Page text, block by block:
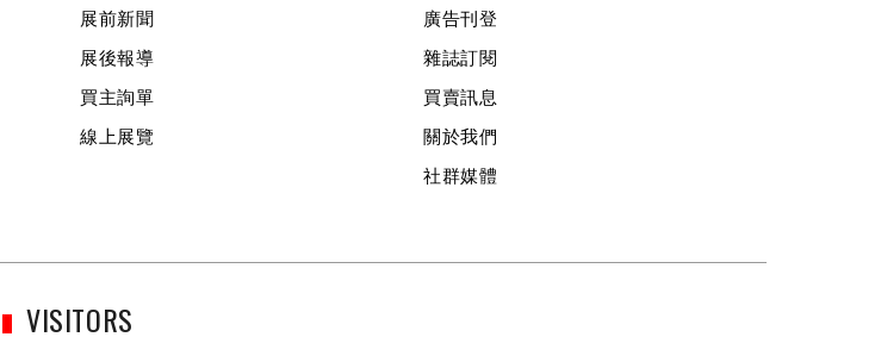
展前新聞
展後報導
買主詢單
線上展覽
廣告刊登
雜誌訂閱
買賣訊息
關於我們
社群媒體
VISITORS